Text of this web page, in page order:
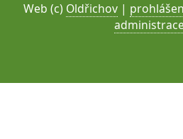
Web (c) Oldřichov |
administrace